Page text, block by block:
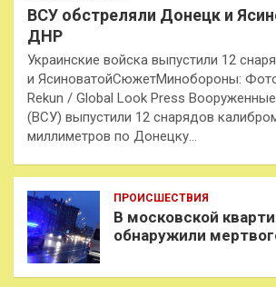
ВСУ обстреляли Донецк и
ДНР
Украинские войска выпустили 12
и ЯсиноватойСюжетМинобороны:
Rekun / Global Look Press
(ВСУ) выпустили 12 снарядов
миллиметров по Донецку…
ПРОИСШЕСТВИЯ
В московской
обнаружили